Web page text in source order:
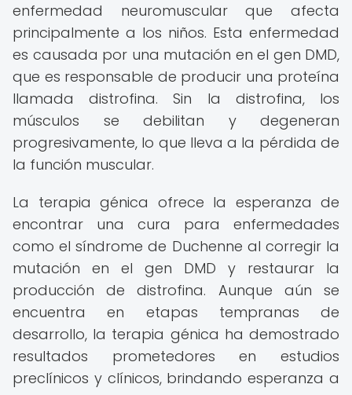
enfermedad neuromuscular que afecta
principalmente a los niños. Esta enfermedad
es causada por una mutación en el gen DMD,
que es responsable de producir una proteína
llamada distrofina. Sin la distrofina, los
músculos se debilitan y degeneran
progresivamente, lo que lleva a la pérdida de
la función muscular.
La terapia génica ofrece la esperanza de
encontrar una cura para enfermedades
como el síndrome de Duchenne al corregir la
mutación en el gen DMD y restaurar la
producción de distrofina. Aunque aún se
encuentra en etapas tempranas de
desarrollo, la terapia génica ha demostrado
resultados prometedores en estudios
preclínicos y clínicos, brindando esperanza a